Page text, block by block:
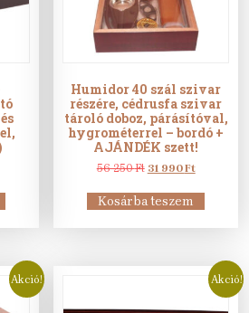
Humidor 40 szál szivar
részére, cédrusfa szivar
tároló doboz, párásítóval,
hygrométerrel – bordó +
AJÁNDÉK szett!
56 250Ft Original
was:
56
31 990FtCurrent
is:
31
Kosárba teszem
Akció! Akció!